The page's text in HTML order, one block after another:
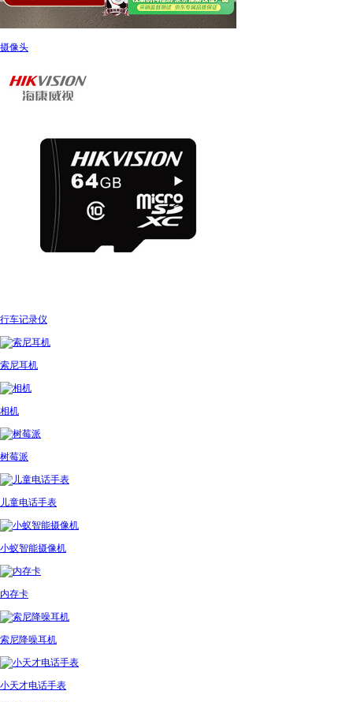
摄像头
行车记录仪
索尼耳机
相机
树莓派
儿童电话手表
小蚁智能摄像机
内存卡
索尼降噪耳机
小天才电话手表